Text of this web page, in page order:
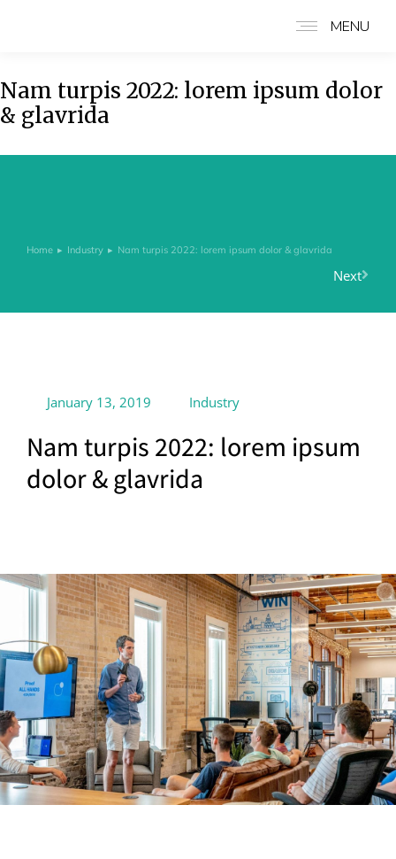
MENU
Nam turpis 2022: lorem ipsum dolor
& glavrida
You are here:
Home Industry Nam turpis 2022: lorem ipsum dolor & glavrida
Next
January 13, 2019 Industry
Nam turpis 2022: lorem ipsum
dolor & glavrida